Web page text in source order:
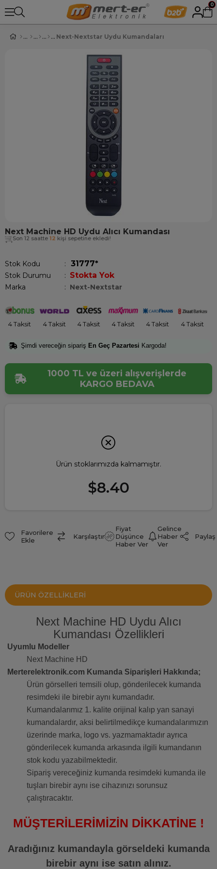
0
Next-Nextstar Uydu Kumandaları
Next Machine HD Uydu Alıcı Kumandası
Son 12 saatte 12 kişi sepetine ekledi!
Stok Kodu 31777*
Stok Durumu : Stokta Yok
Marka : Next-Nextstar
4 Taksit 4 Taksit 4 Taksit 4 Taksit 4 Taksit 4 Taksit
Şimdi vereceğin sipariş En Geç Pazartesi Kargoda!
1000 TL ve üzeri alışverişlerde
KARGO BEDAVA
Ürün stoklarımızda kalmamıştır.
$8.40
Favorilere
Ekle
Karşılaştır
Fiyat
Düşünce
Haber Ver
Gelince
Haber
Ver
Paylaş
ÜRÜN ÖZELLIKLERI
Next Machine HD Uydu Alıcı
Kumandası Özellikleri
Uyumlu Modeller
Next Machine HD
Merterelektronik.com Kumanda Siparişleri Hakkında;
Ürün görselleri temsili olup, gönderilecek kumanda
resimdeki ile birebir aynı kumandadır.
Kumandalarımız 1. kalite orijinal kalıp yan sanayi
kumandalardır, aksi belirtilmedikçe kumandalarımızın
üzerinde marka, logo vs. yazmamaktadır ayrıca
gönderilecek kumanda arkasında ilgili kumandanın
stok kodu yazabilmektedir.
Sipariş vereceğiniz kumanda resimdeki kumanda ile
tuşları birebir aynı ise cihazınızı sorunsuz
çalıştıracaktır.
MÜŞTERİLERİMİZİN DİKKATİNE !
Aradığınız kumandayla görseldeki kumanda
birebir aynı ise satın alınız.